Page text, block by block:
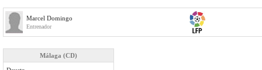
Marcel Domingo
Entrenador
Málaga (CD)